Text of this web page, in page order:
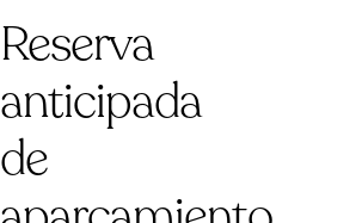
Reserva
anticipada
de